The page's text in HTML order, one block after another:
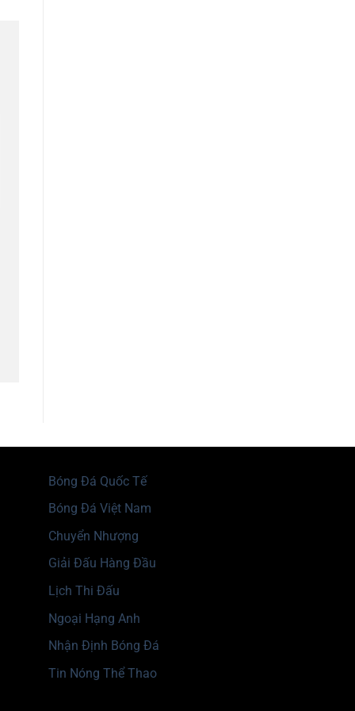
Bóng Đá Quốc Tế
Bóng Đá Việt Nam
Chuyển Nhượng
Giải Đấu Hàng Đầu
Lịch Thi Đấu
Ngoại Hạng Anh
Nhận Định Bóng Đá
Tin Nóng Thể Thao